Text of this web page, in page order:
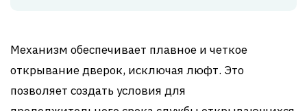
Механизм обеспечивает плавное и четкое
открывание дверок, исключая люфт. Это
позволяет создать условия для